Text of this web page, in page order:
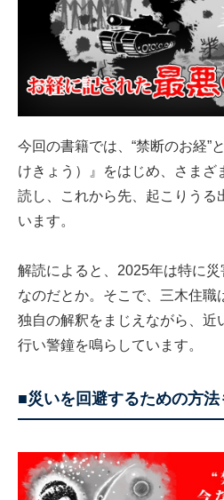
今回の書籍では、“禁断のお経”
けきょう）』をはじめ、さまざ
読し、これから先、起こりうる
います。
解読によると、2025年は特に
なのだとか。そこで、三木住職
独自の解釈をまじえながら、近
行い警鐘を鳴らしています。
■災いを回避するための方法